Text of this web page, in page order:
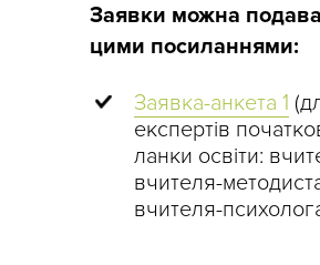
Заявки можна
цими посиланнями:
Заявка-анкета 1
експертів
ланки освіти:
вчителя-
вчителя-